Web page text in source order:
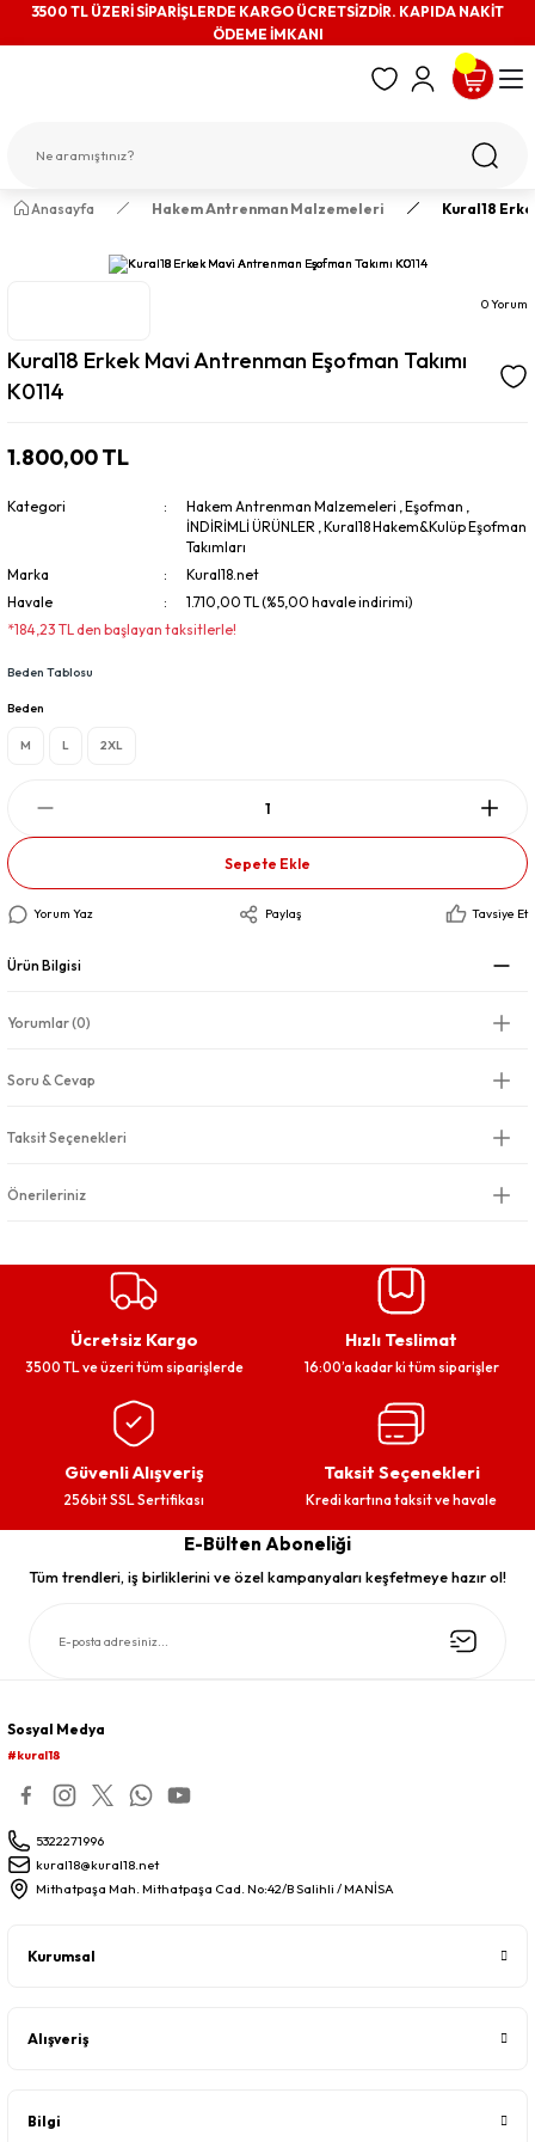
3500 TL ÜZERİ SİPARİŞLERDE KARGO ÜCRETSİZDİR. KAPIDA NAKİT
ÖDEME İMKANI
Anasayfa Hakem Antrenman Malzemeleri Kural18
0 Yorum
Kural18 Erkek Mavi Antrenman Eşofman Takımı
K0114
1.800,00 TL
Kategori Hakem Antrenman Malzemeleri ,Eşofman ,
İNDİRİMLİ ÜRÜNLER ,Kural18 Hakem&Kulüp Eşofman
Takımları
Marka
Kural18.net
Havale
1.710,00 TL (%5,00 havale indirimi)
*184,23 TL den başlayan taksitlerle!
Beden Tablosu
Beden
M L 2XL
Sepete Ekle
Yorum Yaz Paylaş Tavsiye Et
Ürün Bilgisi
Yorumlar (0)
Soru & Cevap
Taksit Seçenekleri
Önerileriniz
Ücretsiz Kargo
3500 TL ve üzeri tüm siparişlerde
Hızlı Teslimat
16:00’a kadar ki tüm siparişler
Güvenli Alışveriş
256bit SSL Sertifikası
Taksit Seçenekleri
Kredi kartına taksit ve havale
E-Bülten Aboneliği
Tüm trendleri, iş birliklerini ve özel kampanyaları keşfetmeye hazır ol!
Sosyal Medya
#kural18
5322271996
kural18@kural18.net
Mithatpaşa Mah. Mithatpaşa Cad. No:42/B Salihli / MANİSA
Kurumsal
Alışveriş
Bilgi